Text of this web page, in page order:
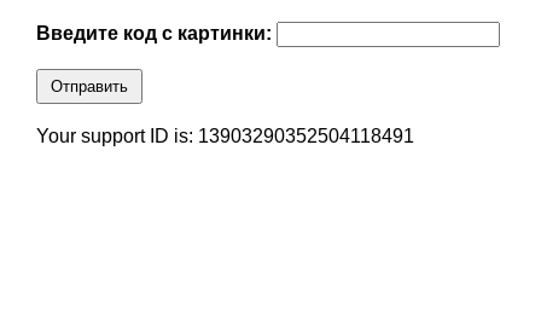
Введите код с картинки:
Отправить
Your support ID is: 13903290352504118491